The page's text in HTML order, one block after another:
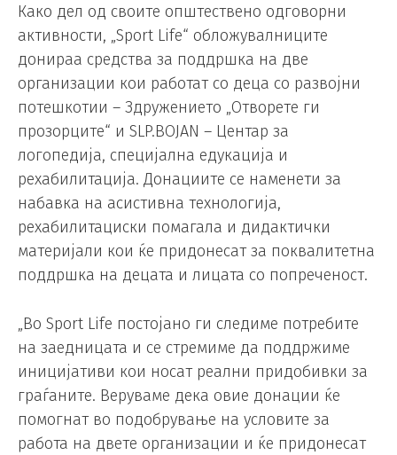
Како дел од своите општествено одговорни
активности, „Sport Life“ обложувалниците
донираа средства за поддршка на две
организации кои работат со деца со развојни
потешкотии – Здружението „Отворете ги
прозорците“ и SLP.BOJAN – Центар за
логопедија, специјална едукација и
рехабилитација. Донациите се наменети за
набавка на асистивна технологија,
рехабилитациски помагала и дидактички
материјали кои ќе придонесат за поквалитетна
поддршка на децата и лицата со попреченост.
„Во Sport Life постојано ги следиме потребите
на заедницата и се стремиме да поддржиме
иницијативи кои носат реални придобивки за
граѓаните. Веруваме дека овие донации ќе
помогнат во подобрување на условите за
работа на двете организации и ќе придонесат